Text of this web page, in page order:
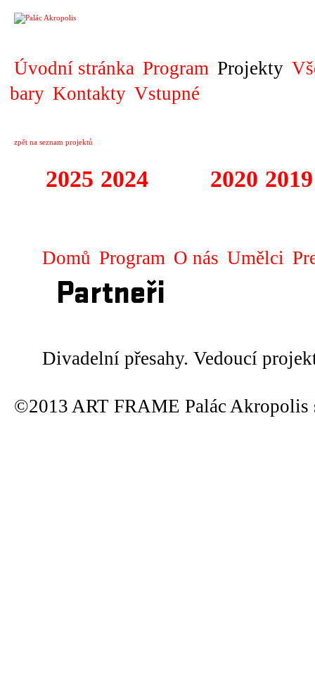
Úvodní stránka Program Projekty
bary Kontakty Vstupné
zpět na seznam projektů
2025 2024 2020 2019
Domů Program O nás Umělci
Partneři
Divadelní přesahy. Vedoucí
©2013 ART FRAME Palác Akropolis